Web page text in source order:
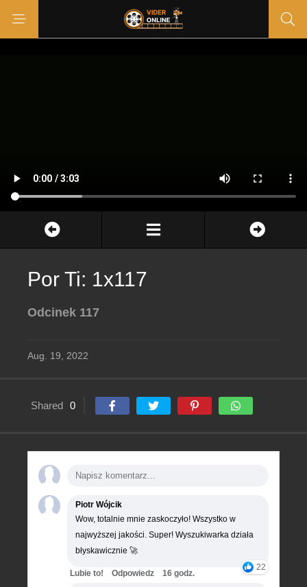
Por Ti: 1x117
Odcinek 117
Aug. 19, 2022
Shared 0
Piotr Wójcik
Wow, totalnie mnie zaskoczyło! Wszystko w
najwyższej jakości. Super! Wyszukiwarka działa
błyskawicznie 🚀
22
Lubie to! Odpowiedz
16 godz.